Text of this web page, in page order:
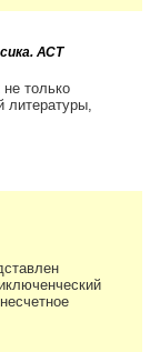
АСТ
только
литературы,